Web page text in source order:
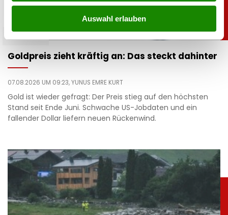
Auswahl erlauben
Goldpreis zieht kräftig an: Das steckt dahinter
07.08.2026 UM 09:23,YUNUS EMRE KURT
Gold ist wieder gefragt: Der Preis stieg auf den höchsten
Stand seit Ende Juni. Schwache US-Jobdaten und ein
fallender Dollar liefern neuen Rückenwind.